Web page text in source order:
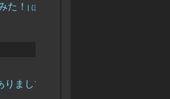
た！ | ぼっちプログラマのメモ
まして、